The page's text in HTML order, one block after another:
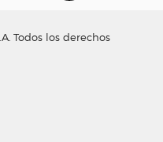
Todos los derechos